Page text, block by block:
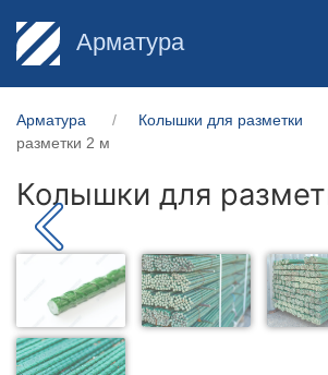
Арматура
Арматура Колышки для разметки
разметки 2 м
Колышки для